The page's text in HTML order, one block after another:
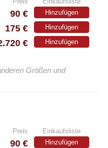
90 € Hinzufügen
175 € Hinzufügen
€ Hinzufügen
Größen und
Preis Einkaufsliste
90 € Hinzufügen